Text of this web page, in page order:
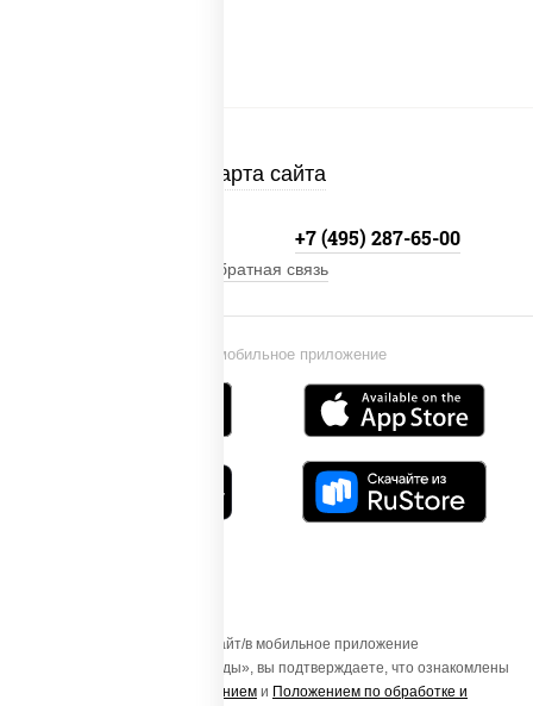
Карта сайта
Установи мобильное приложение
+7 (495) 287-65-00
Обратная связь
Осуществляя вход на этот Сайт/в мобильное приложение
«ПиццаСушиВок - доставка еды», вы подтверждаете, что ознакомлены
Пользовательским соглашением и Положением по обработке и